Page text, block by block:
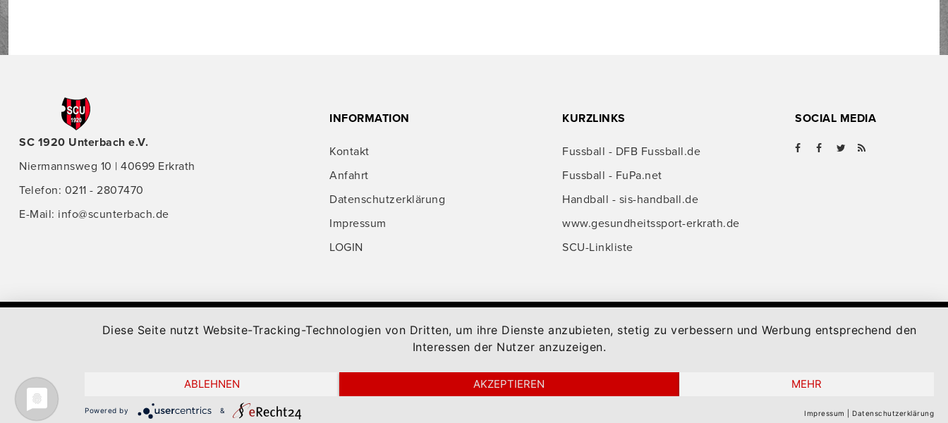
Diese Seite nutzt Website-Tracking-Technologien von Dritten, um ihre Dienste anzubieten, stetig zu verbessern und Werbung entsprechend den
Interessen der Nutzer anzuzeigen.
ABLEHNEN AKZEPTIEREN MEHR
Powered by & Impressum Datenschutzerklärung
SC 1920 Unterbach e.V.
Niermannsweg 10 | 40699 Erkrath
Telefon: 0211 - 2807470
E-Mail: info@scunterbach.de
INFORMATION
Kontakt
Anfahrt
Datenschutzerklärung
Impressum
LOGIN
KURZLINKS
Fussball - DFB Fussball.de
Fussball - FuPa.net
Handball - sis-handball.de
www.gesundheitssport-erkrath.de
SCU-Linkliste
SOCIAL MEDIA